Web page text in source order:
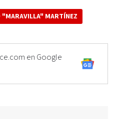
"MARAVILLA" MARTÍNEZ
en Google